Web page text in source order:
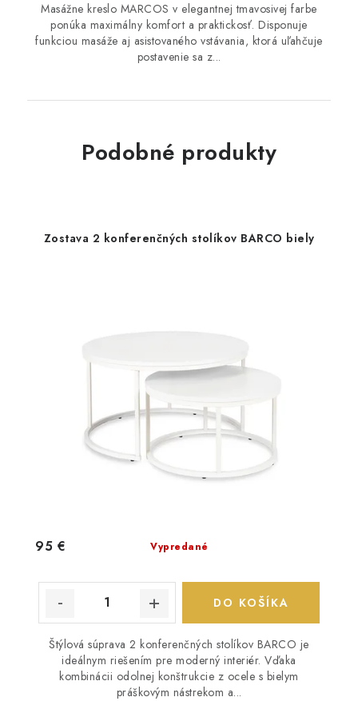
Masážne kreslo MARCOS v elegantnej tmavosivej farbe
ponúka maximálny komfort a praktickosť. Disponuje
funkciou masáže aj asistovaného vstávania, ktorá uľahčuje
postavenie sa z...
Podobné produkty
Zostava 2 konferenčných stolíkov BARCO biely
Vypredané
95 €
DO KOŠÍKA
Štýlová súprava 2 konferenčných stolíkov BARCO je
ideálnym riešením pre moderný interiér. Vďaka
kombinácii odolnej konštrukcie z ocele s bielym
práškovým nástrekom a...